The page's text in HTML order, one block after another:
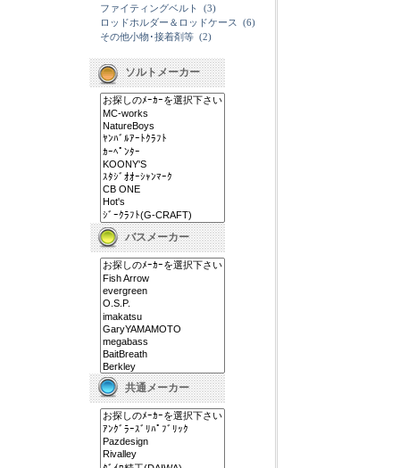
ファイティングベルト
(3)
ロッドホルダー＆ロッドケース
(6)
その他小物･接着剤等 (2)
ソルトメーカー
バスメーカー
共通メーカー